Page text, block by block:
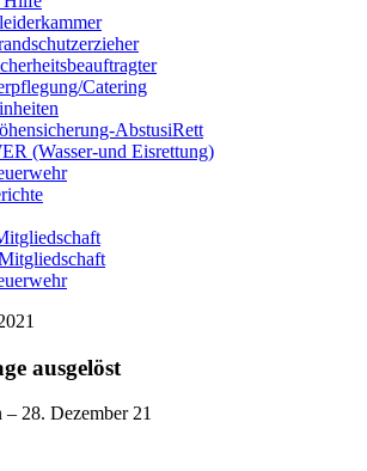
Catering
AbstusiRett
(Wasser-und Eisrettung)
ausgelöst
– 28. Dezember 21